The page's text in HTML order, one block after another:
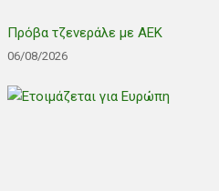
Πρόβα τζενεράλε με ΑΕΚ
06/08/2026